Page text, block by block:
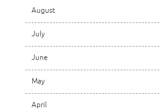
August
July
June
May
April